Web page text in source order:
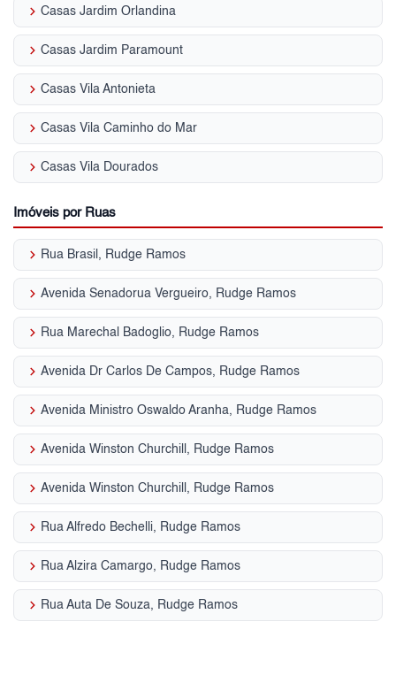
keyboard_arrow_right Casas Jardim Orlandina
keyboard_arrow_right Casas Jardim Paramount
keyboard_arrow_right Casas Vila Antonieta
keyboard_arrow_right Casas Vila Caminho do Mar
keyboard_arrow_right Casas Vila Dourados
Imóveis por Ruas
keyboard_arrow_right Rua Brasil, Rudge Ramos
keyboard_arrow_right Avenida Senadorua Vergueiro, Rudge Ramos
keyboard_arrow_right Rua Marechal Badoglio, Rudge Ramos
keyboard_arrow_right Avenida Dr Carlos De Campos, Rudge Ramos
keyboard_arrow_right Avenida Ministro Oswaldo Aranha, Rudge Ramos
keyboard_arrow_right Avenida Winston Churchill, Rudge Ramos
keyboard_arrow_right Avenida Winston Churchill, Rudge Ramos
keyboard_arrow_right Rua Alfredo Bechelli, Rudge Ramos
keyboard_arrow_right Rua Alzira Camargo, Rudge Ramos
keyboard_arrow_right Rua Auta De Souza, Rudge Ramos